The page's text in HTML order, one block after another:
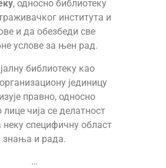
, односно библиотеку
института и
и да обезбеди све
услове за њен рад.
библиотеку као
јединицу
правно, односно
чија се делатност
неку специфичну област
знања и рада.
…